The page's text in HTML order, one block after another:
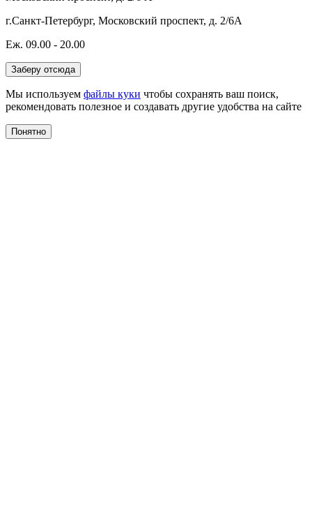
г.Санкт-Петербург, Московский проспект, д. 2/6А
Еж. 09.00 - 20.00
Заберу отсюда
Мы используем файлы куки чтобы сохранять ваш поиск,
рекомендовать полезное и создавать другие удобства на сайте
Понятно